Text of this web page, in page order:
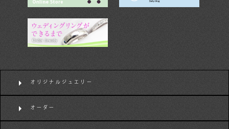
オリジナルジュエリー
オーダー